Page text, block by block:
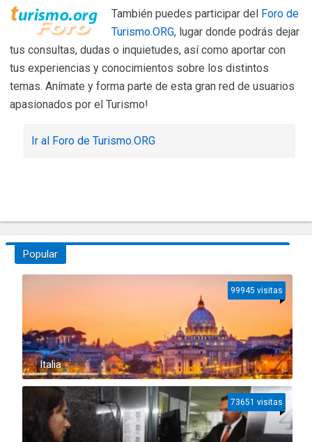
También puedes participar del Foro de
Turismo.ORG, lugar donde podrás dejar
tus consultas, dudas o inquietudes, así como aportar con
tus experiencias y conocimientos sobre los distintos
temas. Anímate y forma parte de esta gran red de usuarios
apasionados por el Turismo!
Ir al Foro de Turismo.ORG
Popular
Italia
99945 visitas
73651 visitas